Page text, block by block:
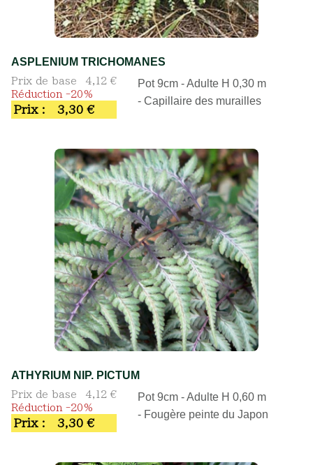
ASPLENIUM TRICHOMANES
Prix de base
4,12 €
Réduction -20%
Prix : 3,30 €
Pot 9cm - Adulte H 0,30 m
- Capillaire des murailles
ATHYRIUM NIP. PICTUM
Prix de base
4,12 €
Réduction -20%
Prix : 3,30 €
Pot 9cm - Adulte H 0,60 m
- Fougère peinte du Japon